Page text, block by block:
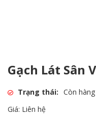
Gạch Lát Sân
Trạng thái: Còn hàng
Giá: Liên hệ